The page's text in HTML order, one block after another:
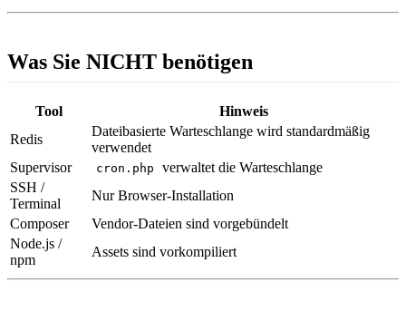
Was Sie NICHT benötigen
Tool
Hinweis
Redis
Dateibasierte Warteschlange wird standardmäßig
verwendet
Supervisor
cron.php
verwaltet die Warteschlange
SSH /
Terminal
Nur Browser-Installation
Composer
Vendor-Dateien sind vorgebündelt
Node.js /
npm
Assets sind vorkompiliert